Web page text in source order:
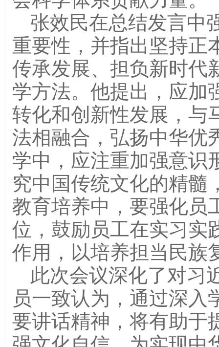
张效民在总结发言中
重要性，并指出坚持正
传承发展、担负新时代
学方法。他提出，应加
转化和创新性发展，与
法相融合，弘扬中华优
学中，应注重加强意识
究中国传统文化的精髓
教育培养中，要强化员
位，鼓励员工在实习实
作用，以培养担当民族
此次会议深化了对习
员一致认为，通过深入
要讲话精神，将有助于